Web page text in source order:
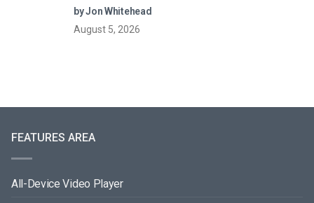
by Jon Whitehead
August 5, 2026
FEATURES AREA
All-Device Video Player